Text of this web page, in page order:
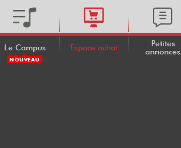
Le Campus
NOUVEAU
Espace achat
Petites
annonces